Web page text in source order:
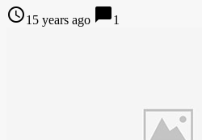
access_time15 years ago chat_bubble1